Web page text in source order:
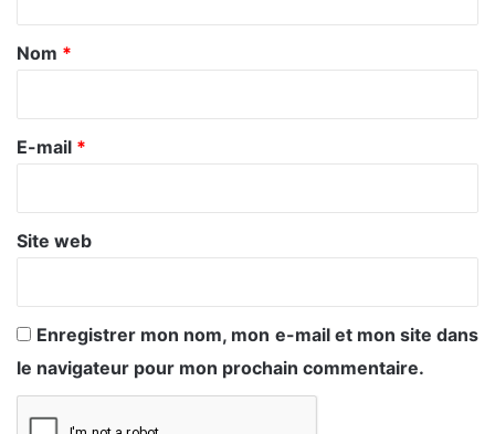
a
e
Nom *
E-mail *
Site web
Enregistrer mon nom, mon e-mail et mon site dans
le navigateur pour mon prochain commentaire.